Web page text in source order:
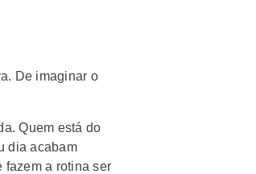
De imaginar o
Quem está do
dia acabam
fazem a rotina ser